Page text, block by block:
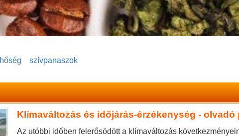
hőség szívpanaszok
Klímaváltozás és időjárás-érzékenység - olvadó
Az utóbbi időben felerősödött a klímaváltozás